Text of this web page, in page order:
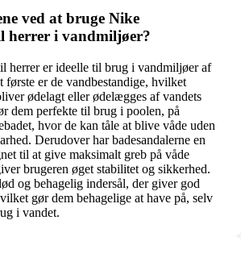
ved at bruge Nike
herrer i vandmiljøer?
herrer er ideelle til brug i vandmiljøer af
første er de vandbestandige, hvilket
ødelagt eller ødelægges af vandets
dem perfekte til brug i poolen, på
hvor de kan tåle at blive våde uden
Derudover har badesandalerne en
til at give maksimalt greb på våde
brugeren øget stabilitet og sikkerhed.
og behagelig indersål, der giver god
gør dem behagelige at have på, selv
i vandet.